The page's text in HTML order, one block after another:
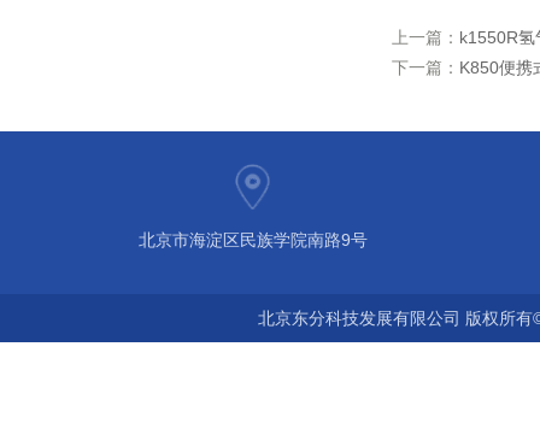
上一篇： k1550R氢
下一篇： K850便携
北京市海淀区民族学院南路9号
北京东分科技发展有限公司 版权所